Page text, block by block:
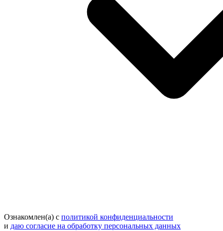
Ознакомлен(а) с политикой конфиденциальности
и даю согласие на обработку персональных данных